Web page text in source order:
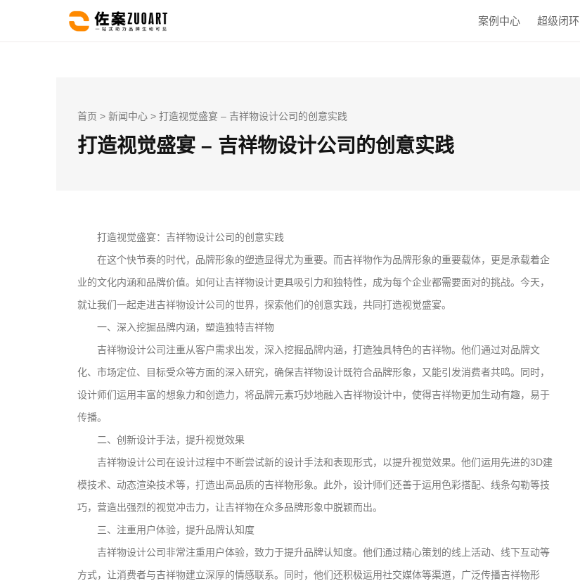
案例中心 超级闭环
首页 > 新闻中心 > 打造视觉盛宴 – 吉祥物设计公司的创意实践
打造视觉盛宴 – 吉祥物设计公司的创意实践
打造视觉盛宴：吉祥物设计公司的创意实践
在这个快节奏的时代，品牌形象的塑造显得尤为重要。而吉祥物作为品牌形象的重要载体，更是承载着企
业的文化内涵和品牌价值。如何让吉祥物设计更具吸引力和独特性，成为每个企业都需要面对的挑战。今天，
就让我们一起走进吉祥物设计公司的世界，探索他们的创意实践，共同打造视觉盛宴。
一、深入挖掘品牌内涵，塑造独特吉祥物
吉祥物设计公司注重从客户需求出发，深入挖掘品牌内涵，打造独具特色的吉祥物。他们通过对品牌文
化、市场定位、目标受众等方面的深入研究，确保吉祥物设计既符合品牌形象，又能引发消费者共鸣。同时，
设计师们运用丰富的想象力和创造力，将品牌元素巧妙地融入吉祥物设计中，使得吉祥物更加生动有趣，易于
传播。
二、创新设计手法，提升视觉效果
吉祥物设计公司在设计过程中不断尝试新的设计手法和表现形式，以提升视觉效果。他们运用先进的3D建
模技术、动态渲染技术等，打造出高品质的吉祥物形象。此外，设计师们还善于运用色彩搭配、线条勾勒等技
巧，营造出强烈的视觉冲击力，让吉祥物在众多品牌形象中脱颖而出。
三、注重用户体验，提升品牌认知度
吉祥物设计公司非常注重用户体验，致力于提升品牌认知度。他们通过精心策划的线上活动、线下互动等
方式，让消费者与吉祥物建立深厚的情感联系。同时，他们还积极运用社交媒体等渠道，广泛传播吉祥物形